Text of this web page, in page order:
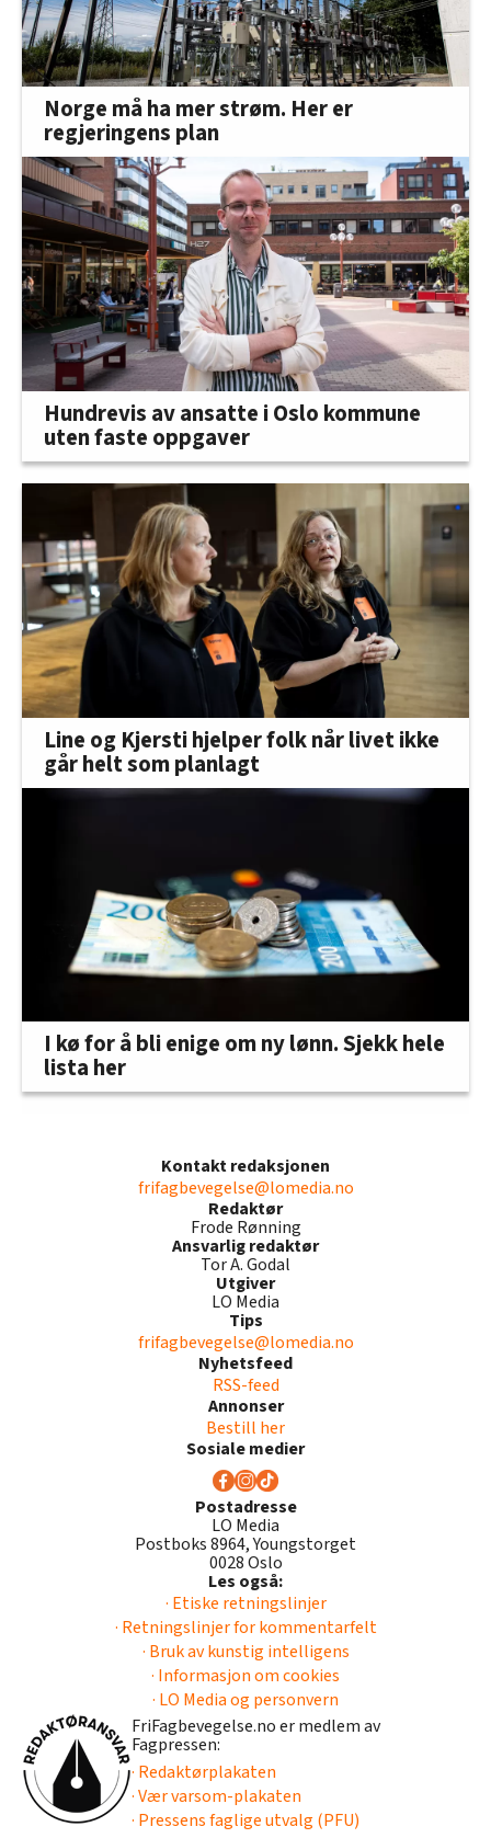
Norge må ha mer strøm. Her er
regjeringens plan
Hundrevis av ansatte i Oslo kommune
uten faste oppgaver
Line og Kjersti hjelper folk når livet ikke
går helt som planlagt
I kø for å bli enige om ny lønn. Sjekk hele
lista her
Kontakt redaksjonen
frifagbevegelse@lomedia.no
Redaktør
Frode Rønning
Ansvarlig redaktør
Tor A. Godal
Utgiver
LO Media
Tips
frifagbevegelse@lomedia.no
Nyhetsfeed
RSS-feed
Annonser
Bestill her
Sosiale medier
Postadresse
LO Media
Postboks 8964, Youngstorget
0028 Oslo
Les også:
· Etiske retningslinjer
· Retningslinjer for kommentarfelt
· Bruk av kunstig intelligens
· Informasjon om cookies
· LO Media og personvern
FriFagbevegelse.no er medlem av
Fagpressen:
· Redaktørplakaten
· Vær varsom-plakaten
· Pressens faglige utvalg (PFU)